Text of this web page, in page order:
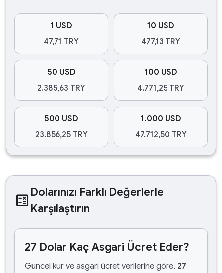
1 USD
47,71 TRY
10 USD
477,13 TRY
50 USD
2.385,63 TRY
100 USD
4.771,25 TRY
500 USD
23.856,25 TRY
1.000 USD
47.712,50 TRY
calculate Dolarınızı Farklı Değerlerle
Karşılaştırın
27 Dolar Kaç Asgari Ücret Eder?
Güncel kur ve asgari ücret verilerine göre, 27